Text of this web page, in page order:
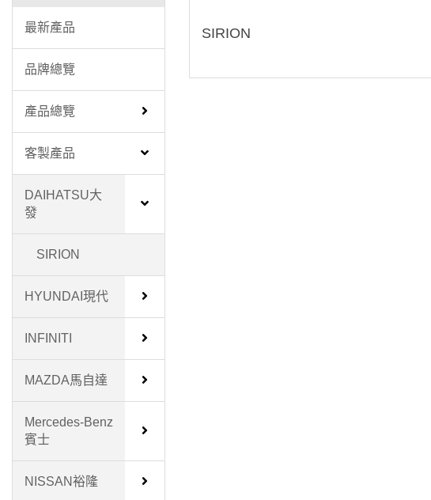
最新產品
品牌總覽
產品總覽
客製產品
DAIHATSU大
發
SIRION
HYUNDAI現代
INFINITI
MAZDA馬自達
Mercedes-Benz
賓士
NISSAN裕隆
SIRION